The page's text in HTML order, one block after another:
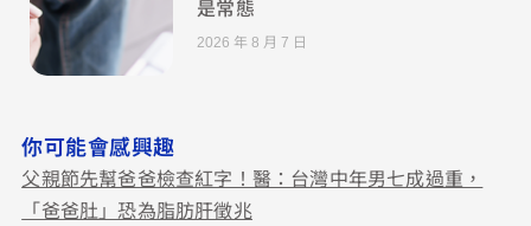
是常態
2026 年 8 月 7 日
你可能會感興趣
父親節先幫爸爸檢查紅字！醫：台灣中年男七成過重，
「爸爸肚」恐為脂肪肝徵兆